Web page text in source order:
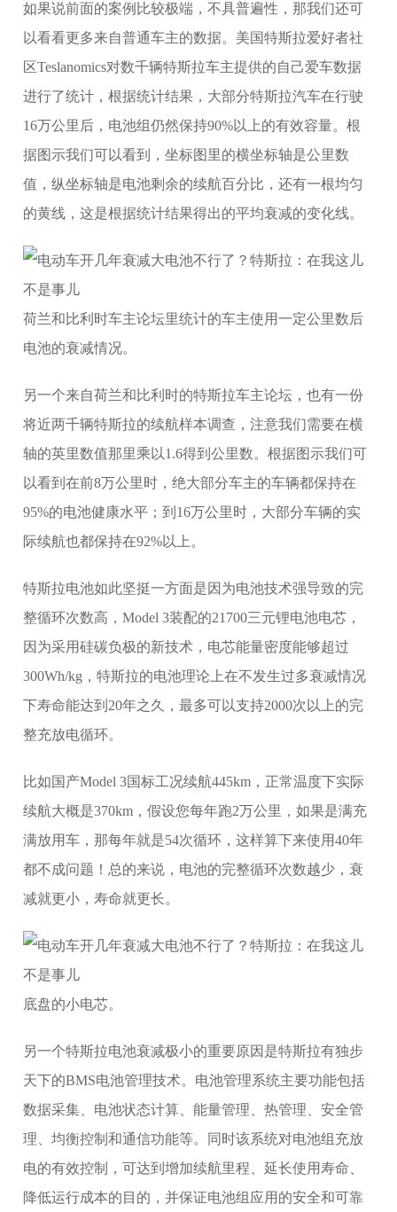
如果说前面的案例比较极端，不具普遍性，那我们还可
以看看更多来自普通车主的数据。美国特斯拉爱好者社
区Teslanomics对数千辆特斯拉车主提供的自己爱车数据
进行了统计，根据统计结果，大部分特斯拉汽车在行驶
16万公里后，电池组仍然保持90%以上的有效容量。根
据图示我们可以看到，坐标图里的横坐标轴是公里数
值，纵坐标轴是电池剩余的续航百分比，还有一根均匀
的黄线，这是根据统计结果得出的平均衰减的变化线。
荷兰和比利时车主论坛里统计的车主使用一定公里数后
电池的衰减情况。
另一个来自荷兰和比利时的特斯拉车主论坛，也有一份
将近两千辆特斯拉的续航样本调查，注意我们需要在横
轴的英里数值那里乘以1.6得到公里数。根据图示我们可
以看到在前8万公里时，绝大部分车主的车辆都保持在
95%的电池健康水平；到16万公里时，大部分车辆的实
际续航也都保持在92%以上。
特斯拉电池如此坚挺一方面是因为电池技术强导致的完
整循环次数高，Model 3装配的21700三元锂电池电芯，
因为采用硅碳负极的新技术，电芯能量密度能够超过
300Wh/kg，特斯拉的电池理论上在不发生过多衰减情况
下寿命能达到20年之久，最多可以支持2000次以上的完
整充放电循环。
比如国产Model 3国标工况续航445km，正常温度下实际
续航大概是370km，假设您每年跑2万公里，如果是满充
满放用车，那每年就是54次循环，这样算下来使用40年
都不成问题！总的来说，电池的完整循环次数越少，衰
减就更小，寿命就更长。
底盘的小电芯。
另一个特斯拉电池衰减极小的重要原因是特斯拉有独步
天下的BMS电池管理技术。电池管理系统主要功能包括
数据采集、电池状态计算、能量管理、热管理、安全管
理、均衡控制和通信功能等。同时该系统对电池组充放
电的有效控制，可达到增加续航里程、延长使用寿命、
降低运行成本的目的，并保证电池组应用的安全和可靠